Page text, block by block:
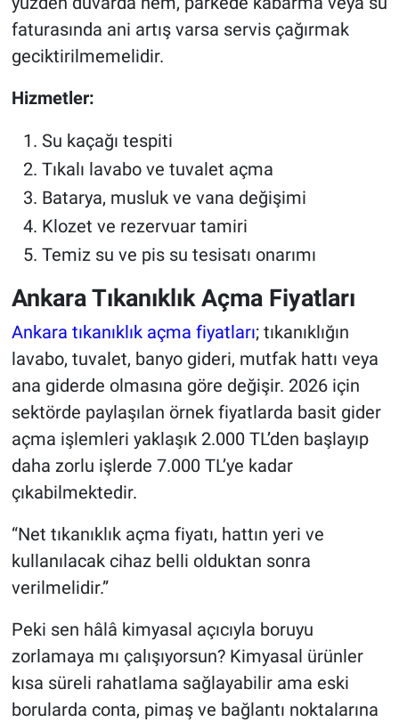
faturasında ani artış varsa servis çağırmak
geciktirilmemelidir.
Hizmetler:
Su kaçağı tespiti
Tıkalı lavabo ve tuvalet açma
Batarya, musluk ve vana değişimi
Klozet ve rezervuar tamiri
Temiz su ve pis su tesisatı onarımı
Ankara Tıkanıklık Açma Fiyatları
Ankara tıkanıklık açma fiyatları; tıkanıklığın
lavabo, tuvalet, banyo gideri, mutfak hattı veya
ana giderde olmasına göre değişir. 2026 için
sektörde paylaşılan örnek fiyatlarda basit gider
açma işlemleri yaklaşık 2.000 TL’den başlayıp
daha zorlu işlerde 7.000 TL’ye kadar
çıkabilmektedir.
“Net tıkanıklık açma fiyatı, hattın yeri ve
kullanılacak cihaz belli olduktan sonra
verilmelidir.”
Peki sen hâlâ kimyasal açıcıyla boruyu
zorlamaya mı çalışıyorsun? Kimyasal ürünler
kısa süreli rahatlama sağlayabilir ama eski
borularda conta, pimaş ve bağlantı noktalarına